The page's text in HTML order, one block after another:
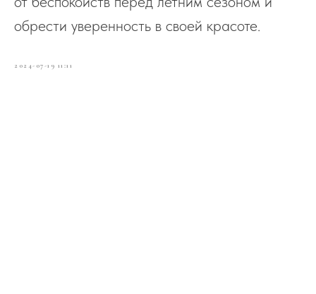
обрести уверенность в своей красоте.
2024-07-19 11:11